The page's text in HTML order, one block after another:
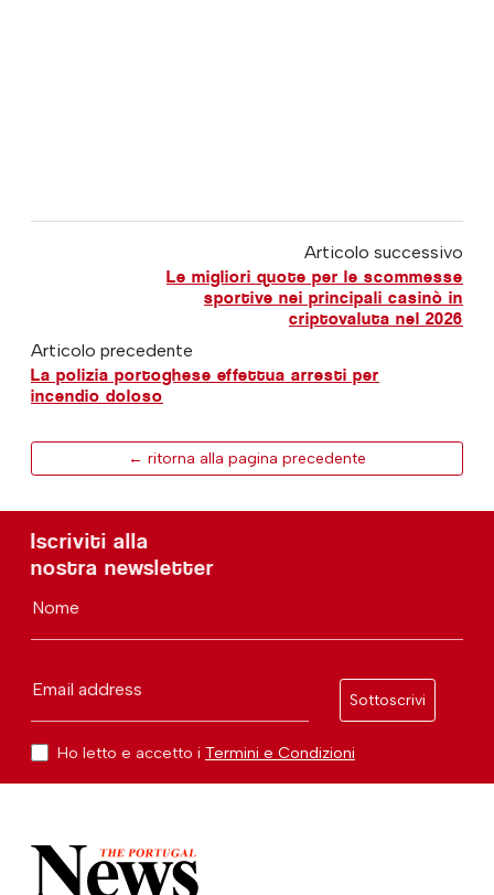
Articolo successivo
Le migliori quote per le scommesse
sportive nei principali casinò in
criptovaluta nel 2026
Articolo precedente
La polizia portoghese effettua arresti per
incendio doloso
← ritorna alla pagina precedente
Iscriviti alla
nostra newsletter
Nome
Email address
Sottoscrivi
Ho letto e accetto i Termini e Condizioni